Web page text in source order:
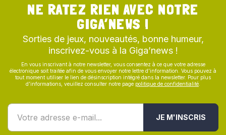
NE RATEZ RIEN AVEC NOTRE
GIGA’NEWS !
Sorties de jeux, nouveautés, bonne humeur,
inscrivez-vous à la Giga’news !
En vous inscrivant à notre newsletter, vous consentez à ce que votre adresse
électronique soit traitée afin de vous envoyer notre lettre d’information. Vous pouvez à
tout moment utiliser le lien de désinscription intégré dans la newsletter. Pour plus
d’informations, veuillez consulter notre page politique de confidentialité.
JE M'INSCRIS